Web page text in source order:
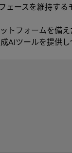
ェースを維持する
トフォームを備
AIツールを提供し